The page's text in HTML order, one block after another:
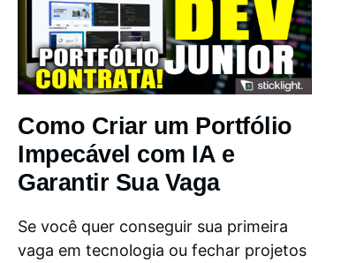
Como Criar um Portfólio
Impecável com IA e
Garantir Sua Vaga
Se você quer conseguir sua primeira
vaga em tecnologia ou fechar projetos